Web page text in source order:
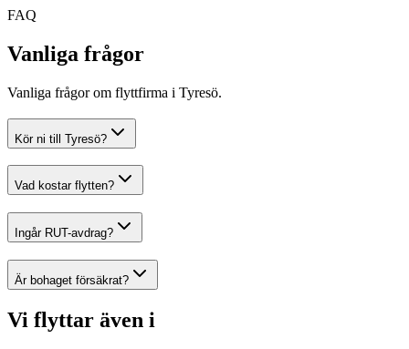
FAQ
Vanliga frågor
Vanliga frågor om flyttfirma i Tyresö.
Kör ni till Tyresö?
Vad kostar flytten?
Ingår RUT-avdrag?
Är bohaget försäkrat?
Vi flyttar även i